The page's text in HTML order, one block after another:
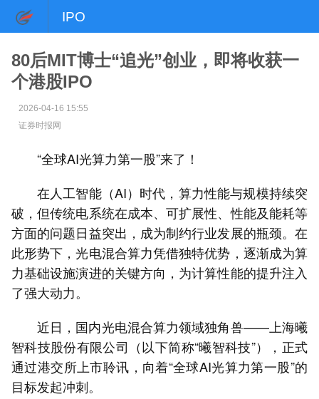
IPO
80后MIT博士“追光”创业，即将收获一
个港股IPO
2026-04-16 15:55
证券时报网
“全球AI光算力第一股”来了！
在人工智能（AI）时代，算力性能与规模持续突
破，但传统电系统在成本、可扩展性、性能及能耗等
方面的问题日益突出，成为制约行业发展的瓶颈。在
此形势下，光电混合算力凭借独特优势，逐渐成为算
力基础设施演进的关键方向，为计算性能的提升注入
了强大动力。
近日，国内光电混合算力领域独角兽——上海曦
智科技股份有限公司（以下简称“曦智科技”），正式
通过港交所上市聆讯，向着“全球AI光算力第一股”的
目标发起冲刺。